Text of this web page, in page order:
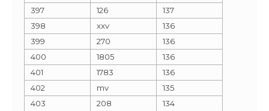
397
126
137
398
xxv
136
399
270
136
400
1805
136
401
1783
136
402
mv
135
403
208
134